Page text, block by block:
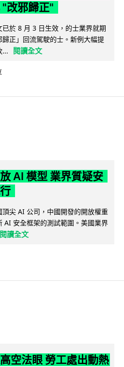
"改邪歸正"
於 8 月 3 日生效，的士業界就期
正」回流駕駛的士。新例大幅提
...
閱讀全文
AI 模型 業界質疑安
尖 AI 公司，中國開發的開放權重
AI 安全框架的測試範圍。美國業界
閱讀全文
空法眼 勞工處出動熱